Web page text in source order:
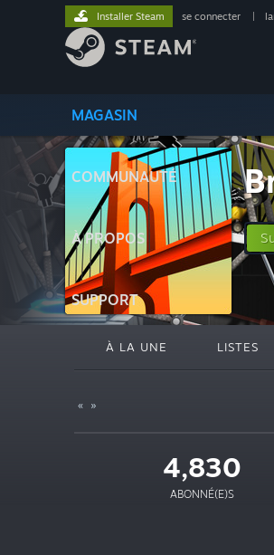
MAGASIN
COMMUNAUTÉ
À PROPOS
SUPPORT
Installer Steam se connecter
À LA UNE LISTES
« »
4,830
ABONNÉ(E)S